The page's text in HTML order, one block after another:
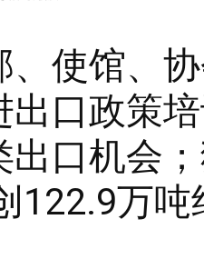
、使馆、
出口政策
出口机会
122.9万吨